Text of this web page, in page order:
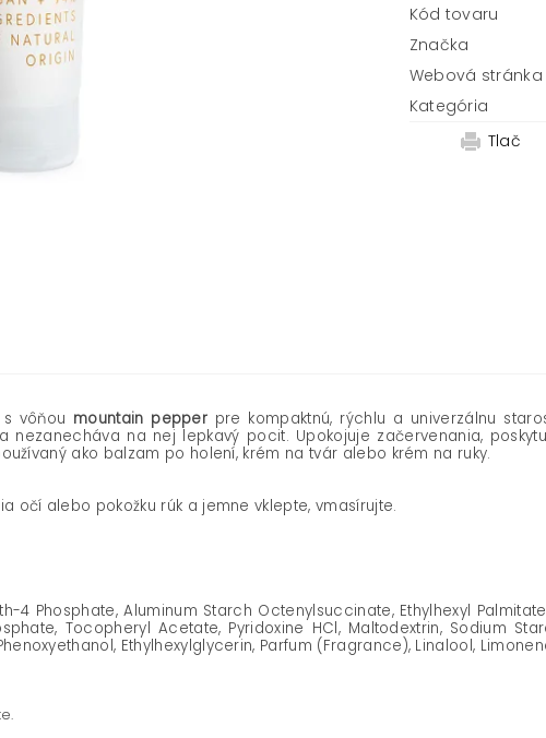
Kód tovaru
Značka
Webová
Kategória
Tlač
vôňou mountain pepper pre kompaktnú, rýchlu a univerzálnu
nezanecháva na nej lepkavý pocit. Upokojuje začervenania,
ako balzam po holení, krém na tvár alebo krém na ruky.
očí alebo pokožku rúk a jemne vklepte, vmasírujte.
4 Phosphate, Aluminum Starch Octenylsuccinate, Ethylhexyl
Tocopheryl Acetate, Pyridoxine HCl, Maltodextrin, Sodium
Ethylhexylglycerin, Parfum (Fragrance), Linalool,